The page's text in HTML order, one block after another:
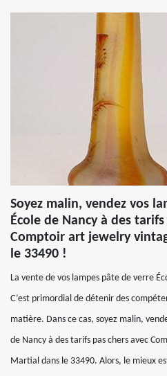
Soyez malin, vendez vos
École de Nancy à des
Comptoir art jewelry
le 33490 !
La vente de vos lampes pâte de verre
C’est primordial de détenir des
matière. Dans ce cas, soyez malin,
de Nancy à des tarifs pas chers avec
Martial dans le 33490. Alors, le mieux